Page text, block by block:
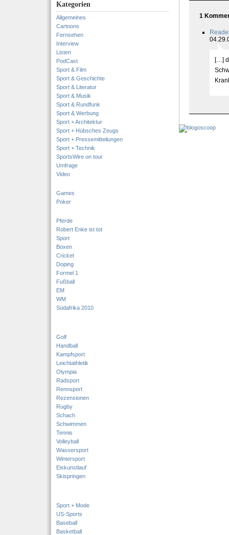
Kategorien
Allgemeines
Cartoons
Fernsehen
Interview
Listen
PodCast
Sport & Film
Sport & Geschichte
Sport & Literatur
Sport & Musik
Sport & Rundfunk
Sport & Werbung
Sport + Architektur
Sport + Hübsches Zeugs
Sport + Pressemitteilungen
Sport + Technik
SportsWire on tour
Umfrage
Video
Games
Poker
Pferde
Robert Enke ist tot
Sport
Boxen
Cricket
Doping
Formel 1
Fußball
EM
WM
Südafrika 2010
Golf
Handball
Kampfsport
Leichtathletik
Olympia
Radsport
Rennsport
Rezensionen
Rugby
Schach
Schwimmen
Tennis
Volleyball
Wassersport
Wintersport
Eiskunstlauf
Skispringen
Sport + Mode
US-Sports
Baseball
Basketball
1
[…]